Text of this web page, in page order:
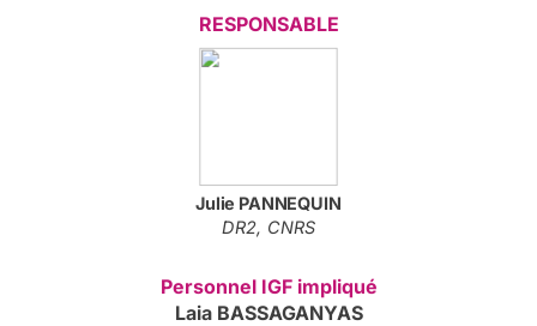
RESPONSABLE
Julie PANNEQUIN
DR2, CNRS
Personnel IGF impliqué
Laia BASSAGANYAS